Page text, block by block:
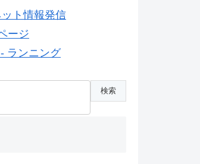
ト情報発信
ージ
ランニング